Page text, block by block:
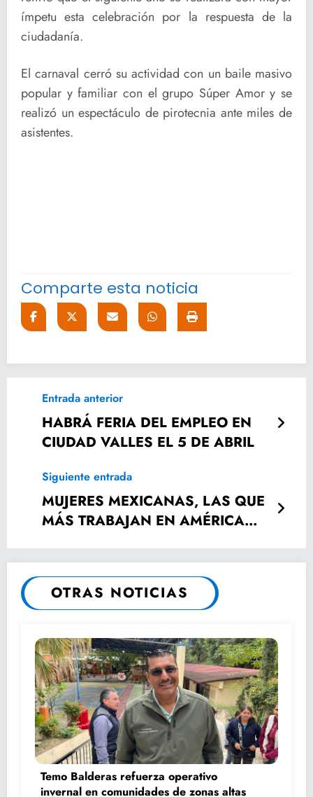
ímpetu esta celebración por la respuesta de la
ciudadanía.
El carnaval cerró su actividad con un baile masivo
popular y familiar con el grupo Súper Amor y se
realizó un espectáculo de pirotecnia ante miles de
asistentes.
Comparte esta noticia
Entrada anterior
HABRÁ FERIA DEL EMPLEO EN
CIUDAD VALLES EL 5 DE ABRIL
Siguiente entrada
MUJERES MEXICANAS, LAS QUE
MÁS TRABAJAN EN AMÉRICA
OTRAS NOTICIAS
Temo Balderas refuerza operativo
invernal en comunidades de zonas altas